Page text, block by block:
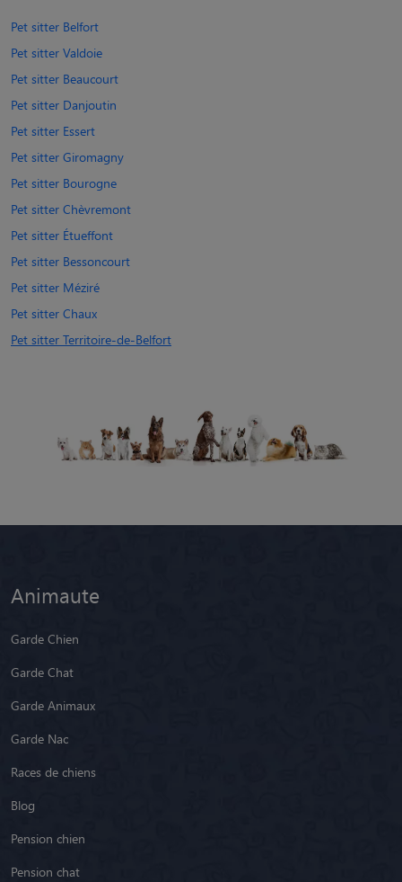
Pet sitter Belfort
Pet sitter Valdoie
Pet sitter Beaucourt
Pet sitter Danjoutin
Pet sitter Essert
Pet sitter Giromagny
Pet sitter Bourogne
Pet sitter Chèvremont
Pet sitter Étueffont
Pet sitter Bessoncourt
Pet sitter Méziré
Pet sitter Chaux
Pet sitter Territoire-de-Belfort
Animaute
Garde Chien
Garde Chat
Garde Animaux
Garde Nac
Races de chiens
Blog
Pension chien
Pension chat